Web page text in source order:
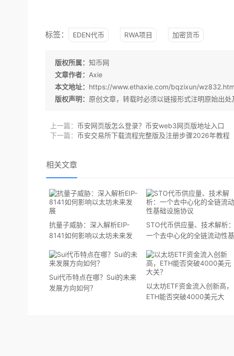
标签： EDEN代币 RWA项目 加密货币
版权所属： 知币网
文章作者： Axie
本文地址： https://www.ethaxie.com/bqzixun/
版权声明： 原创文章，转载时必须以链接形式注明原始出处
上一篇： 币安网页版怎么登录？币安web3网页版地址入口
下一篇： 币安交易所下载流程完整版及注册步骤2026年教程
相关文章
抗量子威胁：深入解析EIP-
8141如何影响以太坊未来发
STO代币供应量、技术解析：
一个去中心化的全链流动性基
Sui代币特点在哪？Sui的未来
发展方向如何？
以太坊ETF资金流入创新高，
ETH能否突破4000美元大